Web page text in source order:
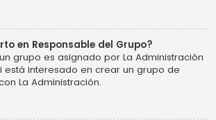
en Responsable del Grupo?
grupo es asignado por La Administración
está interesado en crear un grupo de
La Administración.